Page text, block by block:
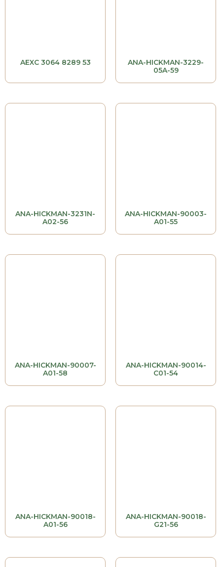
AEXC 3064 8289 53
ANA-HICKMAN-3229-
05A-59
ANA-HICKMAN-3231N-
A02-56
ANA-HICKMAN-90003-
A01-55
ANA-HICKMAN-90007-
A01-58
ANA-HICKMAN-90014-
C01-54
ANA-HICKMAN-90018-
A01-56
ANA-HICKMAN-90018-
G21-56